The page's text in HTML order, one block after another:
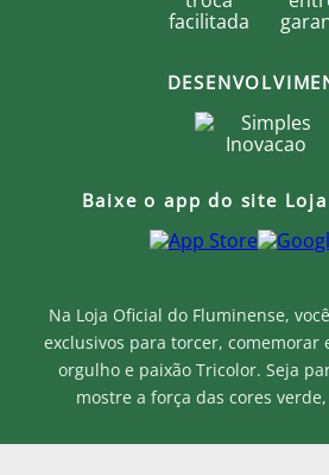
Na Loja Oficial do Fluminense,
exclusivos para torcer, comemorar
orgulho e paixão Tricolor. Seja
mostre a força das cores
Baixe o app do site